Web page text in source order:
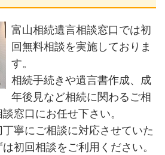
富山相続遺言相談窓口では初
回無料相談を実施しておりま
す。
相続手続きや遺言書作成、成
年後見など相続に関わるご相
窓口にお任せ下さい。
寧にご相談に対応させていた
初回相談をご利用ください。